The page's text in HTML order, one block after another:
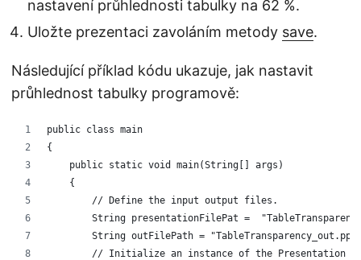
nastavení průhlednosti tabulky na 62 %.
Uložte prezentaci zavoláním metody save.
Následující příklad kódu ukazuje, jak nastavit
průhlednost tabulky programově:
public class main
{
    public static void main(String[] args)
    {
        // Define the input output files.
String presentationFilePat =
String outFilePath =
// Initialize an instance of the Presentation